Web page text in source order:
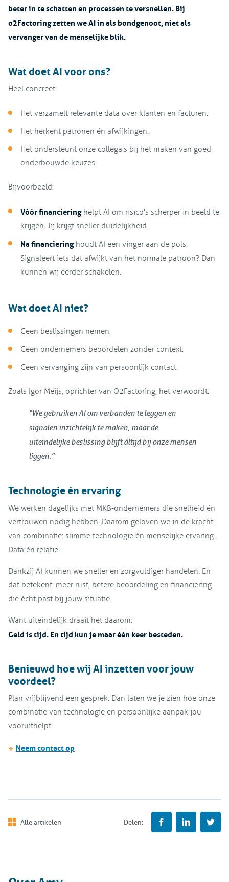
beter in te schatten en processen te versnellen. Bij
o2Factoring zetten we AI in als bondgenoot, niet als
vervanger van de menselijke blik.
Wat doet AI voor ons?
Heel concreet:
Het verzamelt relevante data over klanten en facturen.
Het herkent patronen én afwijkingen.
Het ondersteunt onze collega’s bij het maken van goed
onderbouwde keuzes.
Bijvoorbeeld:
Vóór financieringhelpt AI om risico’s scherper in beeld te
krijgen. Jij krijgt sneller duidelijkheid.
Na financieringhoudt AI een vinger aan de pols.
Signaleert iets dat afwijkt van het normale patroon? Dan
kunnen wij eerder schakelen.
Wat doet AI niet?
Geen beslissingen nemen.
Geen ondernemers beoordelen zonder context.
Geen vervanging zijn van persoonlijk contact.
Zoals Igor Meijs, oprichter van O2Factoring, het verwoordt:
“We gebruiken AI om verbanden te leggen en
signalen inzichtelijk te maken, maar de
uiteindelijke beslissing blijft áltijd bij onze mensen
liggen.”
Technologie én ervaring
We werken dagelijks met MKB-ondernemers die snelheid én
vertrouwen nodig hebben. Daarom geloven we in de kracht
van combinatie: slimme technologie én menselijke ervaring.
Data én relatie.
Dankzij AI kunnen we sneller en zorgvuldiger handelen. En
dat betekent: meer rust, betere beoordeling en financiering
die écht past bij jouw situatie.
Want uiteindelijk draait het daarom:
Geld is tijd. En tijd kun je maar één keer besteden.
Benieuwd hoe wij AI inzetten voor jouw
voordeel?
Plan vrijblijvend een gesprek. Dan laten we je zien hoe onze
combinatie van technologie en persoonlijke aanpak jou
vooruithelpt.
+ Neem contact op
Alle artikelen Delen: